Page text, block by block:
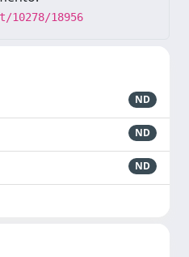
18956
ND
ND
ND